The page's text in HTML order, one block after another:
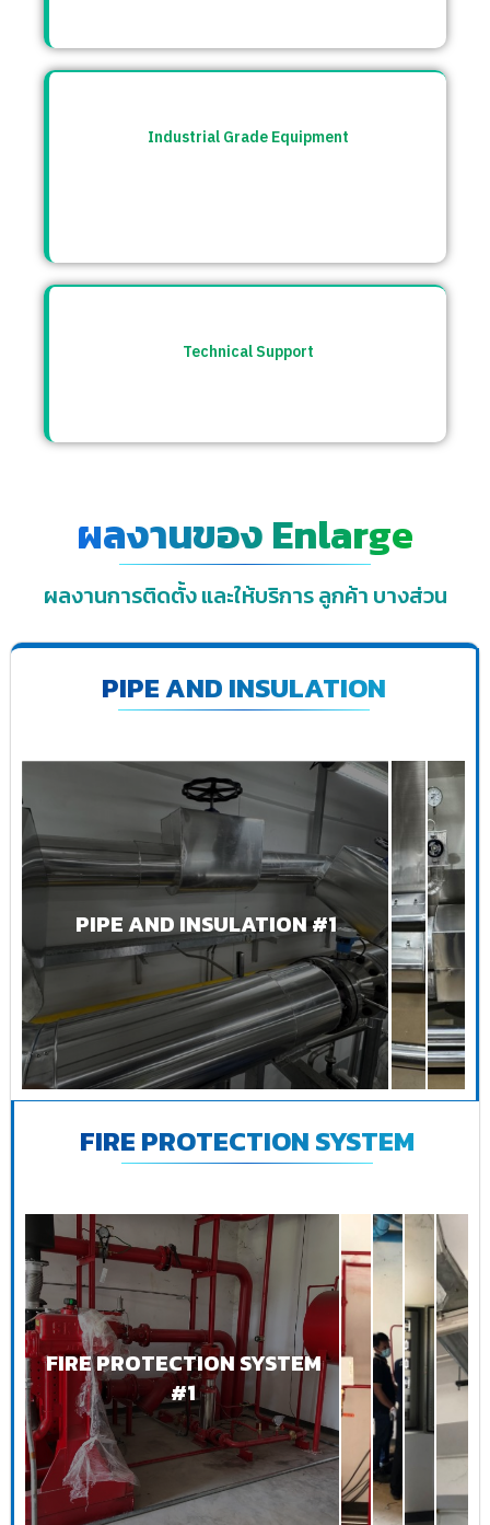
Industrial Grade Equipment
Technical Support
ผลงานของ Enlarge
ผลงานการติดตั้ง และให้บริการ ลูกค้า บางส่วน
PIPE AND INSULATION
PIPE AND INSULATION #1
FIRE PROTECTION SYSTEM
FIRE PROTECTION SYSTEM
#1